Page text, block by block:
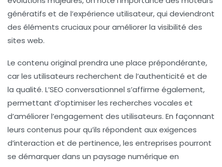
génératifs et de l’expérience utilisateur, qui deviendront
des éléments cruciaux pour améliorer la visibilité des
sites web.
Le contenu original prendra une place prépondérante,
car les utilisateurs recherchent de l’authenticité et de
la qualité. L’SEO conversationnel s’affirme également,
permettant d’optimiser les recherches vocales et
d’améliorer l’engagement des utilisateurs. En façonnant
leurs contenus pour qu’ils répondent aux exigences
d’interaction et de pertinence, les entreprises pourront
se démarquer dans un paysage numérique en